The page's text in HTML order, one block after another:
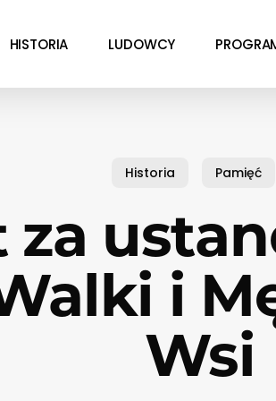
HISTORIA LUDOWCY
Historia Pamięć
za
i
Wsi